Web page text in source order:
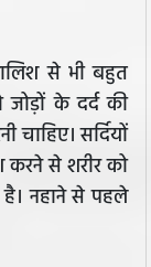
से भी बहुत
जोड़ों के दर्द की
चाहिए। सर्दियों
से शरीर को
है। नहाने से पहले